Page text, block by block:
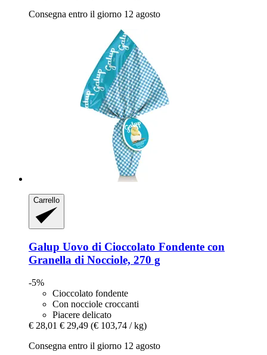
Consegna entro il giorno 12 agosto
Carrello
Galup Uovo di Cioccolato Fondente con
Granella di Nocciole, 270 g
-5%
Cioccolato fondente
Con nocciole croccanti
Piacere delicato
€ 28,01 € 29,49 (€ 103,74 / kg)
Consegna entro il giorno 12 agosto